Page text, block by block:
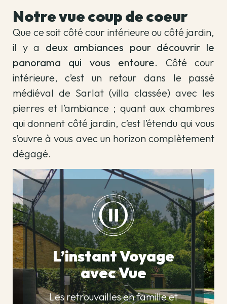
Notre vue coup de coeur
Que ce soit côté cour intérieure ou côté jardin,
il y a deux ambiances pour découvrir le
panorama qui vous entoure. Côté cour
intérieure, c’est un retour dans le passé
médiéval de Sarlat (villa classée) avec les
pierres et l’ambiance ; quant aux chambres
qui donnent côté jardin, c’est l’étendu qui vous
s’ouvre à vous avec un horizon complètement
dégagé.
L’instant Voyage
avec Vue
Les retrouvailles en famille et